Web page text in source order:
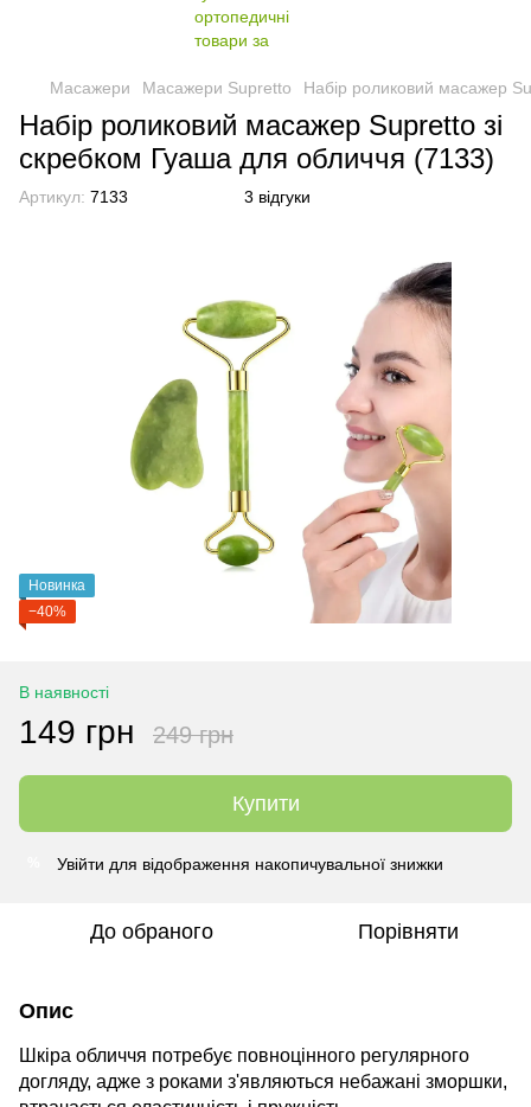
Масажери Масажери Supretto Набір роликовий масажер
Набір роликовий масажер Supretto зі
скребком Гуаша для обличчя (7133)
Артикул: 7133 3 відгуки
Новинка
−40%
В наявності
149 грн 249 грн
Купити
Увійти для відображення накопичувальної знижки
До обраного Порівняти
Опис
Шкіра обличчя потребує повноцінного регулярного
догляду, адже з роками з'являються небажані зморшки,